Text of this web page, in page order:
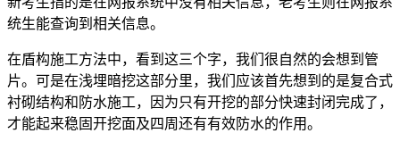
统生能查询到相关信息。
在盾构施工方法中，看到这三个字，我们很自然的会想到管
片。可是在浅埋暗挖这部分里，我们应该首先想到的是复合式
衬砌结构和防水施工，因为只有开挖的部分快速封闭完成了，
才能起来稳固开挖面及四周还有有效防水的作用。